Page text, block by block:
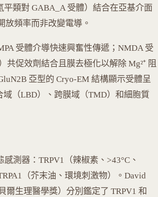
類對 GABA_A 受體）結合在亞基介面
放頻率而非改變電導。
受體介導快速興奮性傳遞；NMDA 受
共促效劑結合且膜去極化以解除 Mg²⁺ 阻
亞型的 Cryo-EM 結構顯示受體呈
（LBD）、跨膜域（TMD）和細胞質
測器：TRPV1（辣椒素、>43°C、
（芥末油、環境刺激物）。David
爾生理醫學獎）分別鑑定了 TRPV1 和